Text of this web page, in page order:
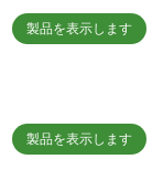
製品を表示します
製品を表示します